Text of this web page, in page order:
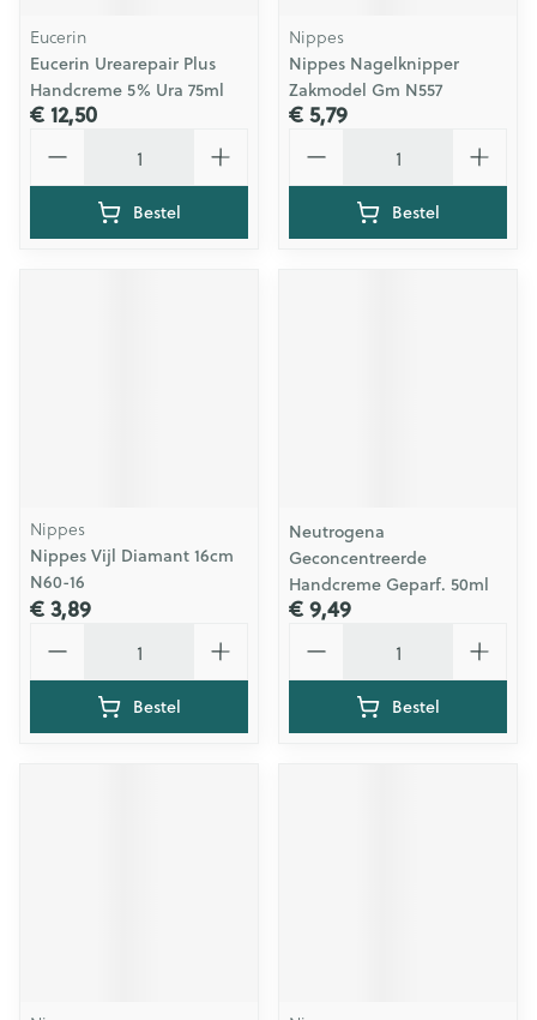
Eucerin
Eucerin Urearepair Plus
Handcreme 5% Ura 75ml
€ 12,50
Bestel
Nippes
Nippes Nagelknipper
Zakmodel Gm N557
€ 5,79
Bestel
Nippes
Nippes Vijl Diamant 16cm
N60-16
€ 3,89
Bestel
Neutrogena
Geconcentreerde
Handcreme Geparf. 50ml
€ 9,49
Bestel